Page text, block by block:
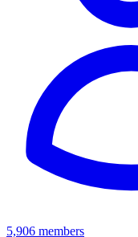
5,906 members